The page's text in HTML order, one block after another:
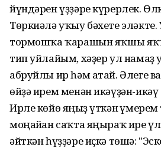
йүндәрен үҙҙәре күрерлек.
Төркиәлә уҡыу бәхете
тормошҡа ҡарашын яҡшы
тип уйлайым, хәҙер ул намаҙ
абруйлы ир һәм атай. Әлеге
өйҙә ирем менән икәүҙән-
Ирле көйө яңғыҙ үткән
моңайған саҡта яңыраҡ ире
әйткән һүҙҙәре иҫкә төшә: